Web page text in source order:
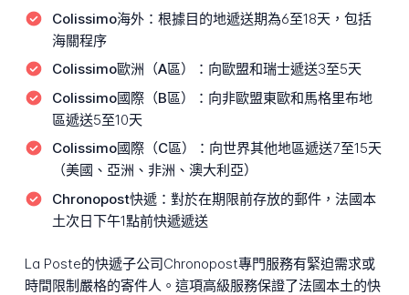
Colissimo海外： 根據目的地遞送期為6至18天，包括
海關程序
Colissimo歐洲（A區）： 向歐盟和瑞士遞送3至5天
Colissimo國際（B區）： 向非歐盟東歐和馬格里布地
區遞送5至10天
Colissimo國際（C區）： 向世界其他地區遞送7至15天
（美國、亞洲、非洲、澳大利亞）
Chronopost快遞： 對於在期限前存放的郵件，法國本
土次日下午1點前快遞遞送
La Poste的快遞子公司Chronopost專門服務有緊迫需求或
時間限制嚴格的寄件人。這項高級服務保證了法國本土的快